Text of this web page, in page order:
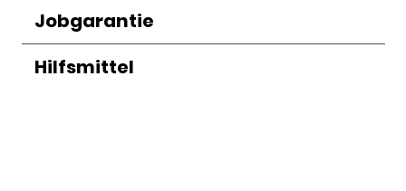
Jobgarantie
Hilfsmittel